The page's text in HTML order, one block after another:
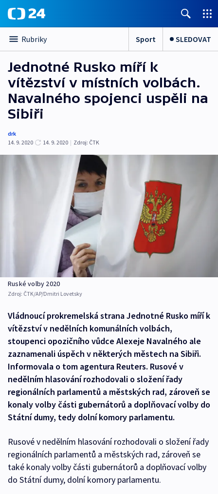
Rubriky Sport SLEDOVAT
Jednotné Rusko míří k
vítězství v místních volbách.
Navalného spojenci uspěli na
Sibiři
drk
14. 9. 2020
14. 9. 2020 | Zdroj: ČTK
Ruské volby 2020
Zdroj: ČTK/AP/Dmitri Lovetsky
Vládnoucí prokremelská strana Jednotné Rusko míří k
vítězství v nedělních komunálních volbách,
stoupenci opozičního vůdce Alexeje Navalného ale
zaznamenali úspěch v některých městech na Sibiři.
Informovala o tom agentura Reuters. Rusové v
nedělním hlasování rozhodovali o složení řady
regionálních parlamentů a městských rad, zároveň se
konaly volby části gubernátorů a doplňovací volby do
Státní dumy, tedy dolní komory parlamentu.
Rusové v nedělním hlasování rozhodovali o složení řady
regionálních parlamentů a městských rad, zároveň se
také konaly volby části gubernátorů a doplňovací volby
do Státní dumy, dolní komory parlamentu.